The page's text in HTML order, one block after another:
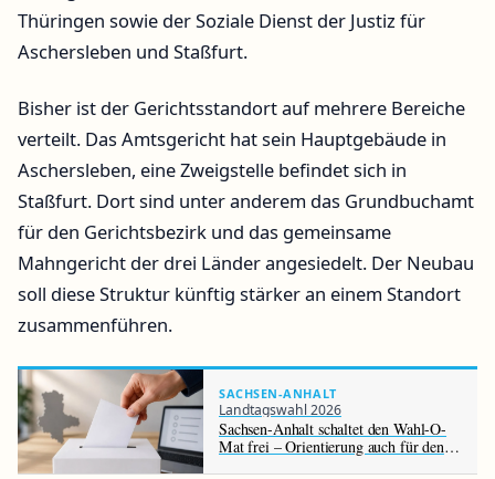
Thüringen sowie der Soziale Dienst der Justiz für
Aschersleben und Staßfurt.
Bisher ist der Gerichtsstandort auf mehrere Bereiche
verteilt. Das Amtsgericht hat sein Hauptgebäude in
Aschersleben, eine Zweigstelle befindet sich in
Staßfurt. Dort sind unter anderem das Grundbuchamt
für den Gerichtsbezirk und das gemeinsame
Mahngericht der drei Länder angesiedelt. Der Neubau
soll diese Struktur künftig stärker an einem Standort
zusammenführen.
SACHSEN-ANHALT
Landtagswahl 2026
Sachsen-Anhalt schaltet den Wahl-O-
Mat frei – Orientierung auch für den